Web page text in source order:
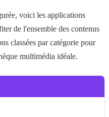
voici les applications
de l'ensemble des contenus
classées par catégorie pour
multimédia idéale.